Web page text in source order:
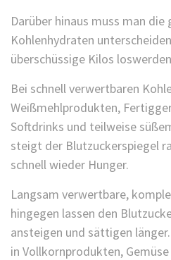
Darüber hinaus muss man
Kohlenhydraten
überschüssige Kilos
Bei schnell verwertbaren
Weißmehlprodukten,
Softdrinks und teilweise
steigt der Blutzuckerspiegel
schnell wieder Hunger.
Langsam verwertbare,
hingegen lassen den
ansteigen und sättigen
in Vollkornprodukten,